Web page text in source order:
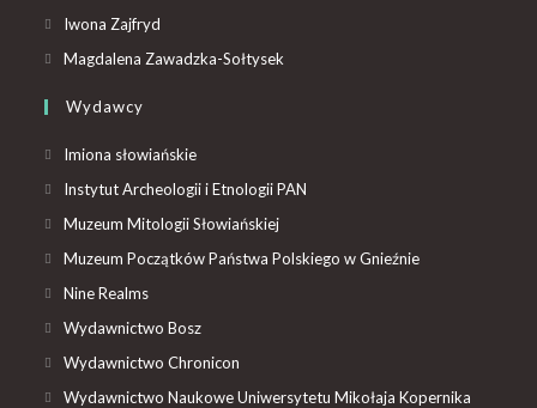
Iwona Zajfryd
Magdalena Zawadzka-Sołtysek
Wydawcy
Imiona słowiańskie
Instytut Archeologii i Etnologii PAN
Muzeum Mitologii Słowiańskiej
Muzeum Początków Państwa Polskiego w Gnieźnie
Nine Realms
Wydawnictwo Bosz
Wydawnictwo Chronicon
Wydawnictwo Naukowe Uniwersytetu Mikołaja Kopernika